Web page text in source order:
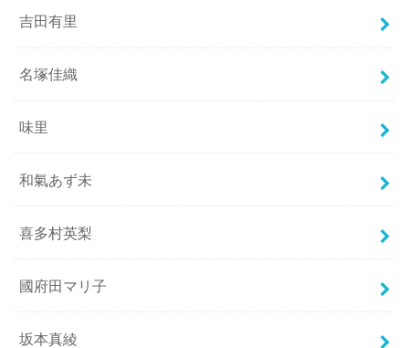
吉田有里
名塚佳織
味里
和氣あず未
喜多村英梨
國府田マリ子
坂本真綾